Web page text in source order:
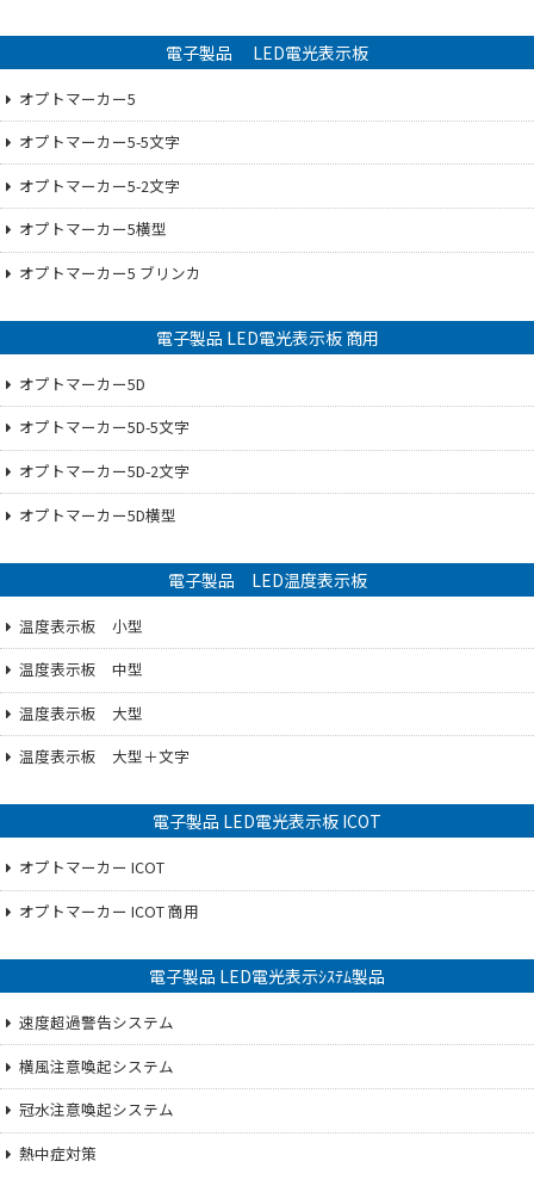
電子製品 LED電光表示板
オプトマーカー5
オプトマーカー5-5文字
オプトマーカー5-2文字
オプトマーカー5横型
オプトマーカー5 ブリンカ
電子製品 LED電光表示板 商用
オプトマーカー5D
オプトマーカー5D-5文字
オプトマーカー5D-2文字
オプトマーカー5D横型
電子製品 LED温度表示板
温度表示板 小型
温度表示板 中型
温度表示板 大型
温度表示板 大型＋文字
電子製品 LED電光表示板 ICOT
オプトマーカー ICOT
オプトマーカー ICOT 商用
電子製品 LED電光表示ｼｽﾃﾑ製品
速度超過警告システム
横風注意喚起システム
冠水注意喚起システム
熱中症対策